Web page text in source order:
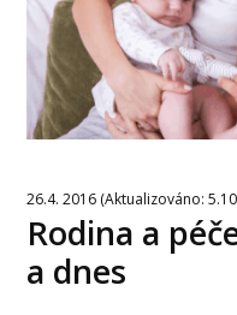
26.4. 2016 (Aktualizováno:
Rodina a
a dnes